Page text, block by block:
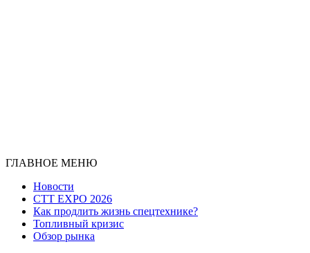
ГЛАВНОЕ МЕНЮ
Новости
CTT EXPO 2026
Как продлить жизнь спецтехнике?
Топливный кризис
Обзор рынка